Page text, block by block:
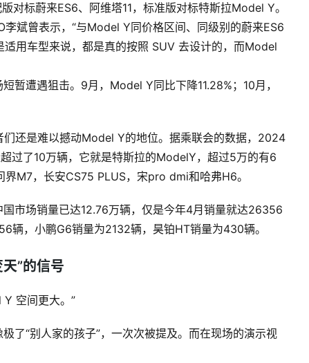
对标蔚来ES6、阿维塔11，标准版对标特斯拉Model Y。
斌曾表示，“与Model Y同价格区间、同级别的蔚来ES6
用车型来说，都是真的按照 SUV 去设计的，而Model
暂遭遇狙击。9月，Model Y同比下降11.28%；10月，
还是难以撼动Model Y的地位。据乘联会的数据，2024
过了10万辆，它就是特斯拉的ModelY，超过5万的有6
M7，长安CS75 PLUS，宋pro dmi和哈弗H6。
市场销量已达12.76万辆，仅是今年4月销量就达26356
辆，小鹏G6销量为2132辆，昊铂HT销量为430辆。
天”的信号
空间更大。”
了“别人家的孩子”，一次次被提及。而在现场的演示视